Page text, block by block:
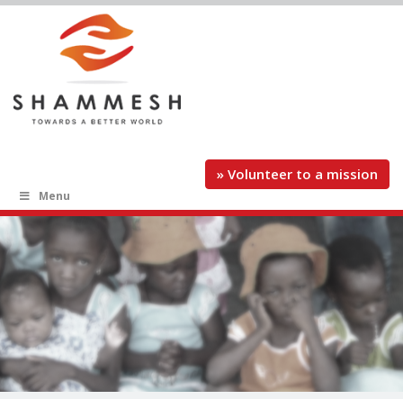
» Volunteer to a mission
Menu